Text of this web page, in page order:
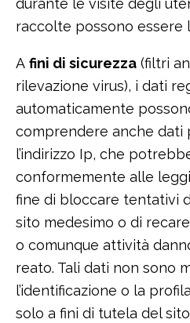
durante le visite degli
raccolte possono essere
A fini di sicurezza (filtri
rilevazione virus), i dati
automaticamente
comprendere anche dati
l’indirizzo Ip, che
conformemente alle
fine di bloccare tentativi
sito medesimo o di
o comunque attività
reato. Tali dati non sono
l’identificazione o la
solo a fini di tutela del